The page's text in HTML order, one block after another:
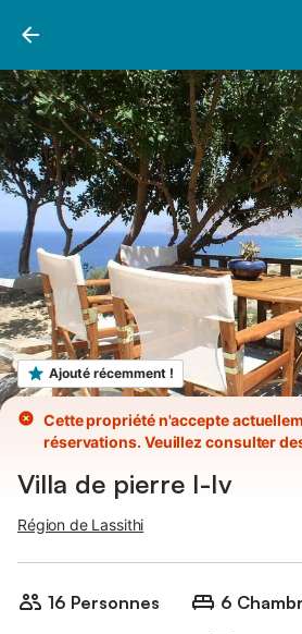
Ajouté récemment !
Photos
Cette propriété n'accepte
réservations. Veuillez consulter
Villa de pierre I-Iv
Région de Lassithi
16 Personnes
6